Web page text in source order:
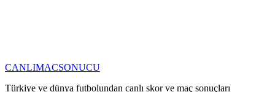
CANLIMACSONUCU
Türkiye ve dünya futbolundan canlı skor ve maç sonuçları